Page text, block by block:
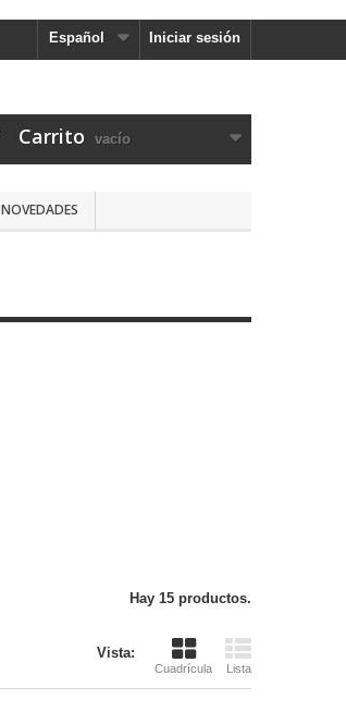
Iniciar sesión
Español
Carrito vacío
NOVEDADES
Hay 15 productos.
Vista:
Cuadrícula Lista